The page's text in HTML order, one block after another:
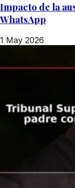
Impacto de la
WhatsApp
1 May 2026